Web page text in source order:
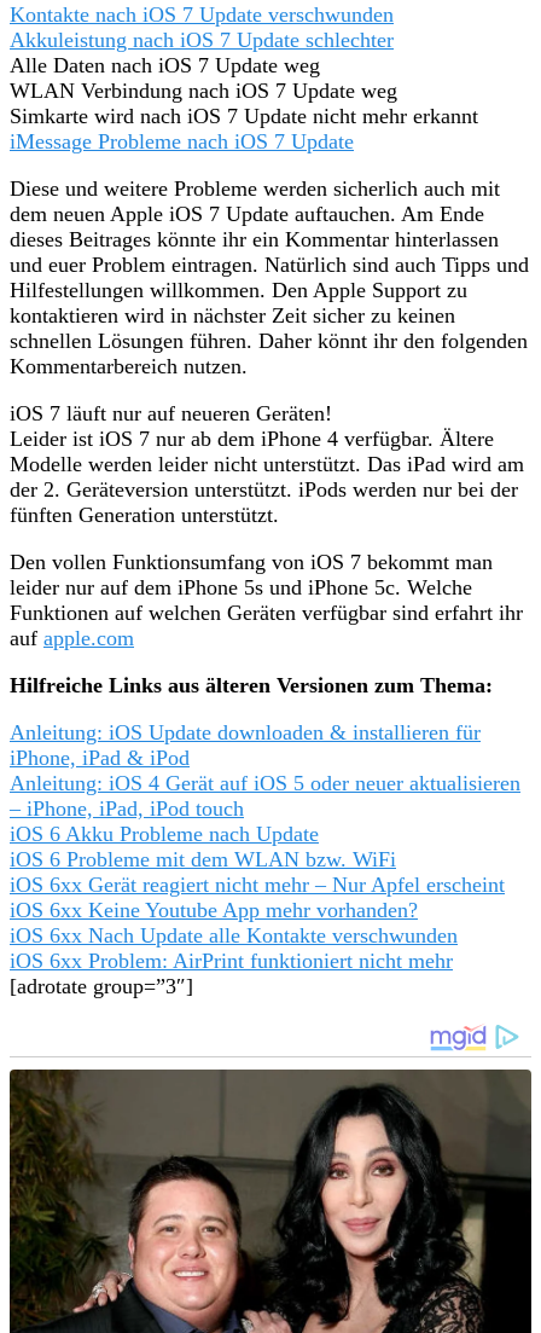
Kontakte nach iOS 7 Update verschwunden
Akkuleistung nach iOS 7 Update schlechter
Alle Daten nach iOS 7 Update weg
WLAN Verbindung nach iOS 7 Update weg
Simkarte wird nach iOS 7 Update nicht mehr erkannt
iMessage Probleme nach iOS 7 Update
Diese und weitere Probleme werden sicherlich auch mit
dem neuen Apple iOS 7 Update auftauchen. Am Ende
dieses Beitrages könnte ihr ein Kommentar hinterlassen
und euer Problem eintragen. Natürlich sind auch Tipps und
Hilfestellungen willkommen. Den Apple Support zu
kontaktieren wird in nächster Zeit sicher zu keinen
schnellen Lösungen führen. Daher könnt ihr den folgenden
Kommentarbereich nutzen.
iOS 7 läuft nur auf neueren Geräten!
Leider ist iOS 7 nur ab dem iPhone 4 verfügbar. Ältere
Modelle werden leider nicht unterstützt. Das iPad wird am
der 2. Geräteversion unterstützt. iPods werden nur bei der
fünften Generation unterstützt.
Den vollen Funktionsumfang von iOS 7 bekommt man
leider nur auf dem iPhone 5s und iPhone 5c. Welche
Funktionen auf welchen Geräten verfügbar sind erfahrt ihr
auf apple.com
Hilfreiche Links aus älteren Versionen zum Thema:
Anleitung: iOS Update downloaden & installieren für
iPhone, iPad & iPod
Anleitung: iOS 4 Gerät auf iOS 5 oder neuer aktualisieren
– iPhone, iPad, iPod touch
iOS 6 Akku Probleme nach Update
iOS 6 Probleme mit dem WLAN bzw. WiFi
iOS 6xx Gerät reagiert nicht mehr – Nur Apfel erscheint
iOS 6xx Keine Youtube App mehr vorhanden?
iOS 6xx Nach Update alle Kontakte verschwunden
iOS 6xx Problem: AirPrint funktioniert nicht mehr
[adrotate group=”3″]